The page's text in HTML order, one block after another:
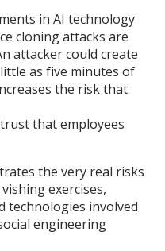
in AI technology
cloning attacks are
attacker could create
as five minutes of
the risk that
that employees
the very real risks
exercises,
technologies involved
engineering